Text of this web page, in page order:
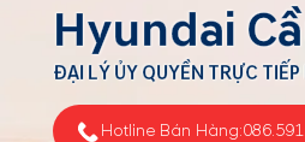
Hyundai
ĐẠI LÝ ỦY QUYỀN TRỰC
Hotline Bán Hàng: